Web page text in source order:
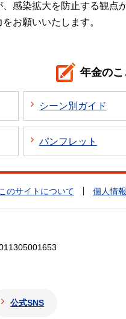
感染拡大を防止する観
お願いいたします。
年金の
シーン別ガイド
パンフレット
このサイトについて 個人情
公式SNS